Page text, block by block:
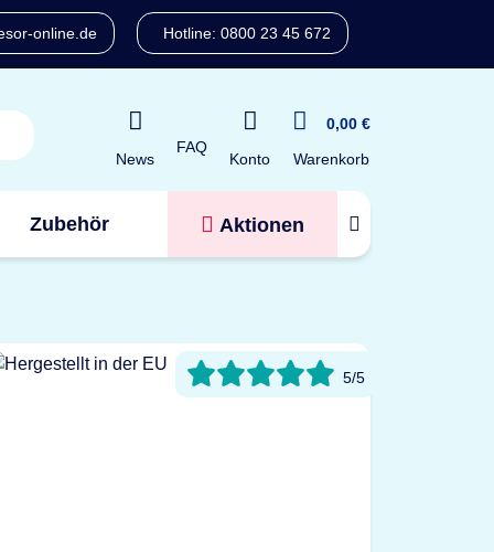
online.de Hotline: 0800 23 45 672
News
FAQ
Konto
0,00 €
Warenkorb
Zubehör Aktionen
5/5